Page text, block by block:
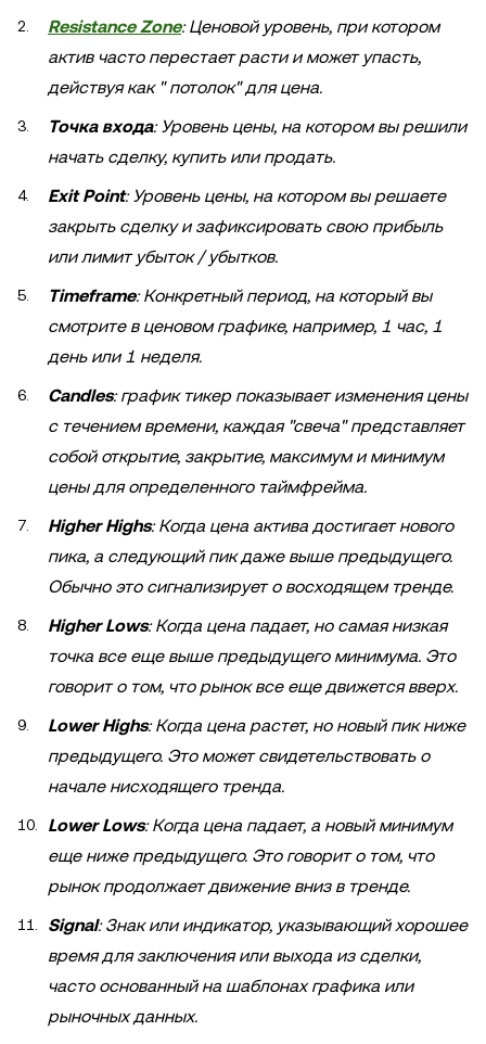
Resistance Zone: Ценовой уровень, при котором
актив часто перестает расти и может упасть,
действуя как " потолок" для цена.
Точка входа: Уровень цены, на котором вы решили
начать сделку, купить или продать.
Exit Point: Уровень цены, на котором вы решаете
закрыть сделку и зафиксировать свою прибыль
или лимит убыток / убытков.
Timeframe: Конкретный период, на который вы
смотрите в ценовом графике, например, 1 час, 1
день или 1 неделя.
Candles: график тикер показывает изменения цены
с течением времени, каждая "свеча" представляет
собой открытие, закрытие, максимум и минимум
цены для определенного таймфрейма.
Higher Highs: Когда цена актива достигает нового
пика, а следующий пик даже выше предыдущего.
Обычно это сигнализирует о восходящем тренде.
Higher Lows: Когда цена падает, но самая низкая
точка все еще выше предыдущего минимума. Это
говорит о том, что рынок все еще движется вверх.
Lower Highs: Когда цена растет, но новый пик ниже
предыдущего. Это может свидетельствовать о
начале нисходящего тренда.
Lower Lows: Когда цена падает, а новый минимум
еще ниже предыдущего. Это говорит о том, что
рынок продолжает движение вниз в тренде.
Signal: Знак или индикатор, указывающий хорошее
время для заключения или выхода из сделки,
часто основанный на шаблонах графика или
рыночных данных.